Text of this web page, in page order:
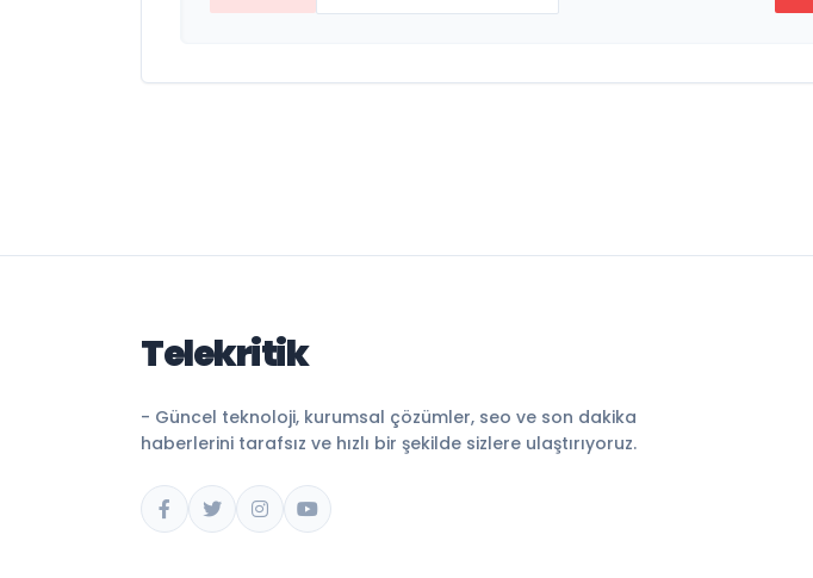
Telekritik
- Güncel teknoloji, kurumsal çözümler, seo ve son dakika
haberlerini tarafsız ve hızlı bir şekilde sizlere ulaştırıyoruz.